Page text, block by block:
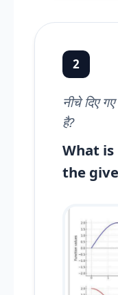
2
नीचे दिए
है?
What
the